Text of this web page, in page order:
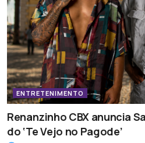
ENTRETENIMENTO
Renanzinho CBX anuncia
do ‘Te Vejo no Pagode’